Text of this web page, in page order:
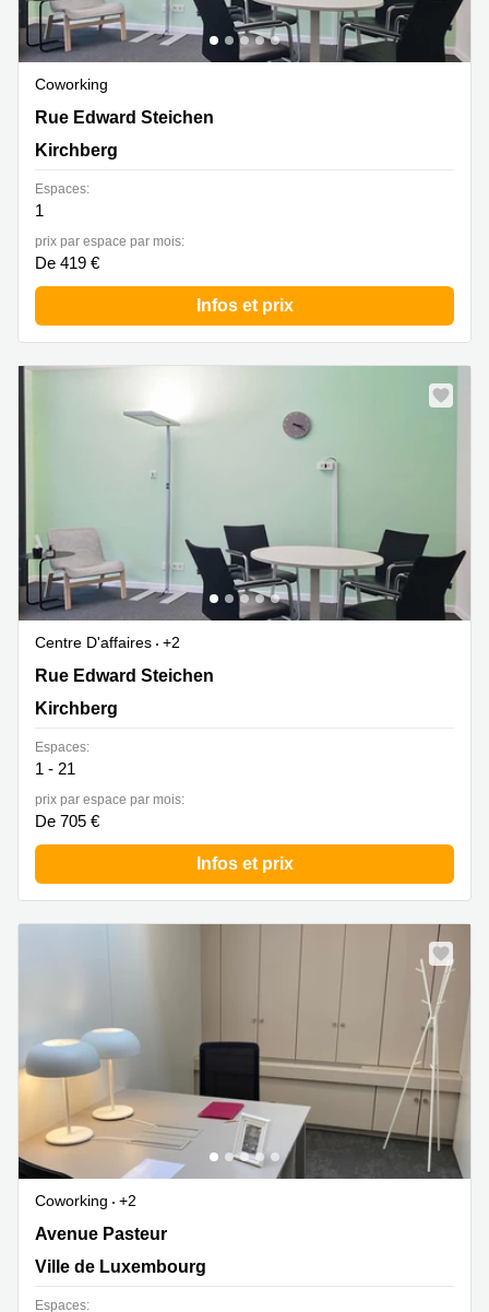
Coworking
2 Rue Edward Steichen,1<sup>er</sup> étage de
l‘immeuble Oksigen, Kirchberg
Rue Edward Steichen
Kirchberg
Espaces:
1
prix par espace par mois:
De 419 €
Infos et prix
Centre D'affaires
+2
2 Rue Edward Steichen,1<sup>er</sup> étage de
l‘immeuble Oksigen, Kirchberg
Rue Edward Steichen
Kirchberg
Espaces:
1 - 21
prix par espace par mois:
De 705 €
Infos et prix
Coworking
+2
14-16 Avenue Pasteur, Limpertsberg, Ville de
Luxembourg
Avenue Pasteur
Ville de Luxembourg
Espaces: